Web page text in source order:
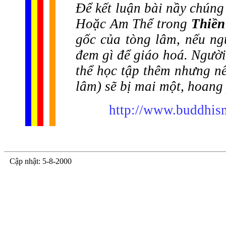
Để kết luận bài nầy
Hoặc Am Thể trong
gốc của tòng lâm, nếu
đem gì để giáo hoá.
thể học tập thêm nhưng
lâm) sẽ bị mai một,
http://
Cập nhật: 5-8-2000